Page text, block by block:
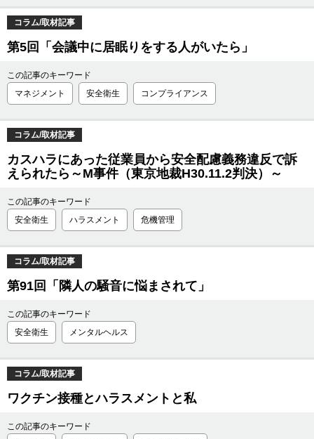
コラム/取材記事
第5回「会議中に居眠りをする人がいたら」
この記事のキーワード
マネジメント
安全衛生 コンプライアンス
コラム/取材記事
カスハラにあった従業員から安全配慮義務違反で訴
えられたら～M事件（東京地裁H30.11.2判決）～
この記事のキーワード
安全衛生
ハラスメント 危機管理
コラム/取材記事
第91回「隣人の騒音に悩まされて」
この記事のキーワード
安全衛生
メンタルヘルス
コラム/取材記事
ワクチン接種とハラスメントと私
この記事のキーワード